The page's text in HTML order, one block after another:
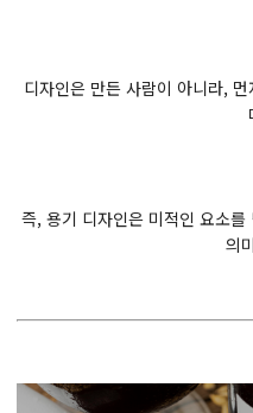
디자인은 만든 사람이 아니라,
즉, 용기 디자인은 미적인 요소
의